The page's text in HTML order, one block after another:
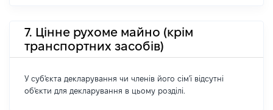
7. Цінне рухоме майно (крім
транспортних засобів)
У суб'єкта декларування чи членів його сім'ї відсутні
об'єкти для декларування в цьому розділі.